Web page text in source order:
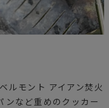
ルモント アイアン焚火
など重めのクッカー